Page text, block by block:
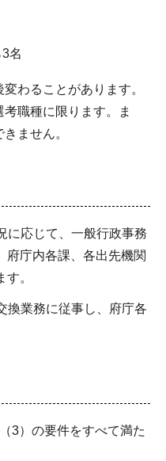
名
わることがあります。
職種に限ります。ま
ません。
に応じて、一般行政事務
府庁内各課、各出先機関
。
換業務に従事し、府庁各
3）の要件をすべて満た